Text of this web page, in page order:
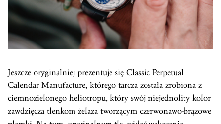
Jeszcze oryginalniej prezentuje się Classic Perpetual
Calendar Manufacture, którego tarcza została zrobiona z
ciemnozielonego heliotropu, który swój niejednolity kolor
zawdzięcza tlenkom żelaza tworzącym czerwonawo-brązowe